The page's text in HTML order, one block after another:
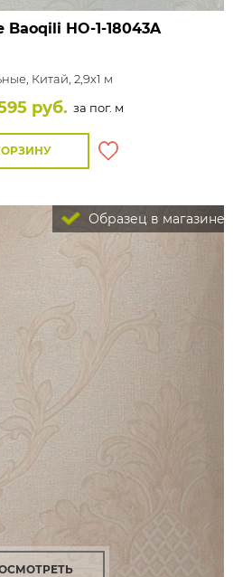
Baoqili HO-1-18043A
Китай, 2,9x1 м
руб. за пог. м
Образец в магазине